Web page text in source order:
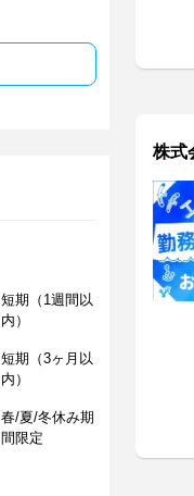
短期（1週間以
内）
短期（3ヶ月以
内）
春/夏/冬休み期
間限定
株式